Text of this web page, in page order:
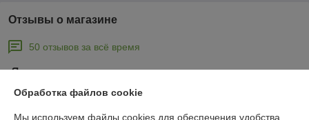
Отзывы о магазине
50 отзывов за всё время
Отлично
Обработка файлов cookie
Мы используем файлы cookies для обеспечения удобства